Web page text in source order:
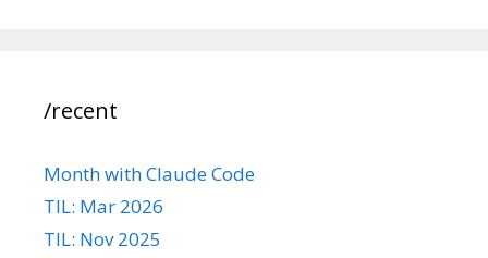
/recent
Month with Claude Code
TIL: Mar 2026
TIL: Nov 2025